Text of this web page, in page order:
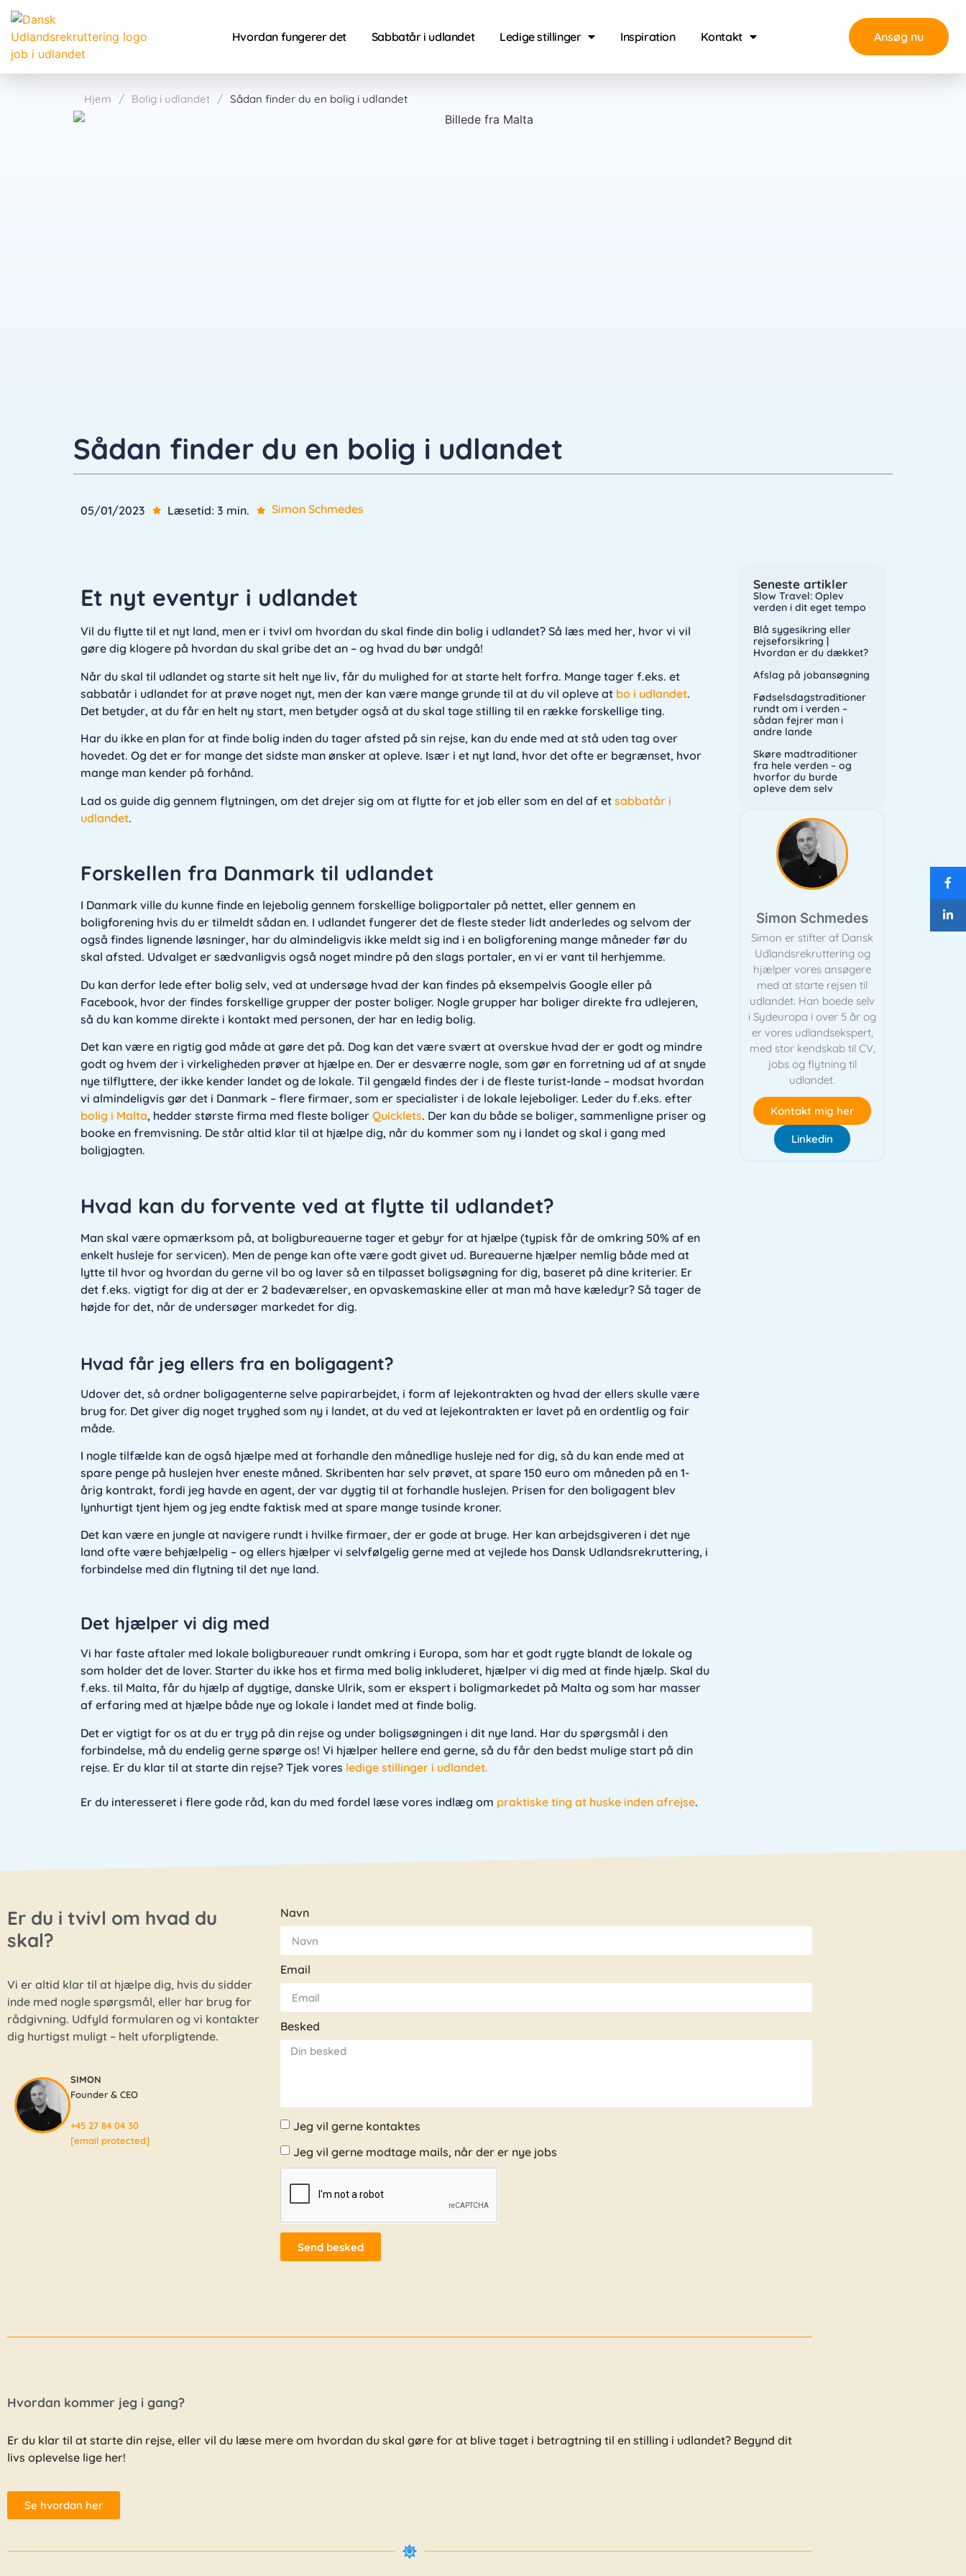
Hvordan fungerer det Sabbatår i udlandet Ledige stillinger Inspiration Kontakt Ansøg nu
Hjem / Bolig i udlandet / Sådan finder du en bolig i udlandet
Sådan finder du en bolig i udlandet
05/01/2023 Læsetid: 3 min. Simon Schmedes
Et nyt eventyr i udlandet
Vil du flytte til et nyt land, men er i tvivl om hvordan du skal finde din bolig i udlandet? Så læs med her, hvor vi vil
gøre dig klogere på hvordan du skal gribe det an – og hvad du bør undgå!
Når du skal til udlandet og starte sit helt nye liv, får du mulighed for at starte helt forfra. Mange tager f.eks. et
sabbatår i udlandet for at prøve noget nyt, men der kan være mange grunde til at du vil opleve at bo i udlandet.
Det betyder, at du får en helt ny start, men betyder også at du skal tage stilling til en række forskellige ting.
Har du ikke en plan for at finde bolig inden du tager afsted på sin rejse, kan du ende med at stå uden tag over
hovedet. Og det er for mange det sidste man ønsker at opleve. Især i et nyt land, hvor det ofte er begrænset, hvor
mange man kender på forhånd.
Lad os guide dig gennem flytningen, om det drejer sig om at flytte for et job eller som en del af et sabbatår i
udlandet.
Forskellen fra Danmark til udlandet
I Danmark ville du kunne finde en lejebolig gennem forskellige boligportaler på nettet, eller gennem en
boligforening hvis du er tilmeldt sådan en. I udlandet fungerer det de fleste steder lidt anderledes og selvom der
også findes lignende løsninger, har du almindeligvis ikke meldt sig ind i en boligforening mange måneder før du
skal afsted. Udvalget er sædvanligvis også noget mindre på den slags portaler, en vi er vant til herhjemme.
Du kan derfor lede efter bolig selv, ved at undersøge hvad der kan findes på eksempelvis Google eller på
Facebook, hvor der findes forskellige grupper der poster boliger. Nogle grupper har boliger direkte fra udlejeren,
så du kan komme direkte i kontakt med personen, der har en ledig bolig.
Det kan være en rigtig god måde at gøre det på. Dog kan det være svært at overskue hvad der er godt og mindre
godt og hvem der i virkeligheden prøver at hjælpe en. Der er desværre nogle, som gør en forretning ud af at snyde
nye tilflyttere, der ikke kender landet og de lokale. Til gengæld findes der i de fleste turist-lande – modsat hvordan
vi almindeligvis gør det i Danmark – flere firmaer, som er specialister i de lokale lejeboliger. Leder du f.eks. efter
bolig i Malta, hedder største firma med fleste boliger Quicklets. Der kan du både se boliger, sammenligne priser og
booke en fremvisning. De står altid klar til at hjælpe dig, når du kommer som ny i landet og skal i gang med
boligjagten.
Hvad kan du forvente ved at flytte til udlandet?
Man skal være opmærksom på, at boligbureauerne tager et gebyr for at hjælpe (typisk får de omkring 50% af en
enkelt husleje for servicen). Men de penge kan ofte være godt givet ud. Bureauerne hjælper nemlig både med at
lytte til hvor og hvordan du gerne vil bo og laver så en tilpasset boligsøgning for dig, baseret på dine kriterier. Er
det f.eks. vigtigt for dig at der er 2 badeværelser, en opvaskemaskine eller at man må have kæledyr? Så tager de
højde for det, når de undersøger markedet for dig.
Hvad får jeg ellers fra en boligagent?
Udover det, så ordner boligagenterne selve papirarbejdet, i form af lejekontrakten og hvad der ellers skulle være
brug for. Det giver dig noget tryghed som ny i landet, at du ved at lejekontrakten er lavet på en ordentlig og fair
måde.
I nogle tilfælde kan de også hjælpe med at forhandle den månedlige husleje ned for dig, så du kan ende med at
spare penge på huslejen hver eneste måned. Skribenten har selv prøvet, at spare 150 euro om måneden på en 1-
årig kontrakt, fordi jeg havde en agent, der var dygtig til at forhandle huslejen. Prisen for den boligagent blev
lynhurtigt tjent hjem og jeg endte faktisk med at spare mange tusinde kroner.
Det kan være en jungle at navigere rundt i hvilke firmaer, der er gode at bruge. Her kan arbejdsgiveren i det nye
land ofte være behjælpelig – og ellers hjælper vi selvfølgelig gerne med at vejlede hos Dansk Udlandsrekruttering, i
forbindelse med din flytning til det nye land.
Det hjælper vi dig med
Vi har faste aftaler med lokale boligbureauer rundt omkring i Europa, som har et godt rygte blandt de lokale og
som holder det de lover. Starter du ikke hos et firma med bolig inkluderet, hjælper vi dig med at finde hjælp. Skal du
f.eks. til Malta, får du hjælp af dygtige, danske Ulrik, som er ekspert i boligmarkedet på Malta og som har masser
af erfaring med at hjælpe både nye og lokale i landet med at finde bolig.
Det er vigtigt for os at du er tryg på din rejse og under boligsøgningen i dit nye land. Har du spørgsmål i den
forbindelse, må du endelig gerne spørge os! Vi hjælper hellere end gerne, så du får den bedst mulige start på din
rejse. Er du klar til at starte din rejse? Tjek vores ledige stillinger i udlandet.
Er du interesseret i flere gode råd, kan du med fordel læse vores indlæg om praktiske ting at huske inden afrejse.
Seneste artikler
Slow Travel: Oplev
verden i dit eget tempo
Blå sygesikring eller
rejseforsikring |
Hvordan er du dækket?
Afslag på jobansøgning
Fødselsdagstraditioner
rundt om i verden –
sådan fejrer man i
andre lande
Skøre madtraditioner
fra hele verden – og
hvorfor du burde
opleve dem selv
Simon Schmedes
Simon er stifter af Dansk
Udlandsrekruttering og
hjælper vores ansøgere
med at starte rejsen til
udlandet. Han boede selv
i Sydeuropa i over 5 år og
er vores udlandsekspert,
med stor kendskab til CV,
jobs og flytning til
udlandet.
Kontakt mig her
Linkedin
Er du i tvivl om hvad du
skal?
Vi er altid klar til at hjælpe dig, hvis du sidder
inde med nogle spørgsmål, eller har brug for
rådgivning. Udfyld formularen og vi kontakter
dig hurtigst muligt – helt uforpligtende.
SIMON
Founder & CEO
+45 27 84 04 30
[email protected]
Navn
Email
Besked
Jeg vil gerne kontaktes
Jeg vil gerne modtage mails, når der er nye jobs
Send besked
Hvordan kommer jeg i gang?
Er du klar til at starte din rejse, eller vil du læse mere om hvordan du skal gøre for at blive taget i betragtning til en stilling i udlandet? Begynd dit
livs oplevelse lige her!
Se hvordan her